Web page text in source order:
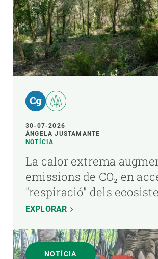
30-07-2026
ÁNGELA JUSTAMANTE
NOTÍCIA
La calor extrema
emissions de CO₂ en
"respiració" dels
EXPLORAR
NOTÍCIA